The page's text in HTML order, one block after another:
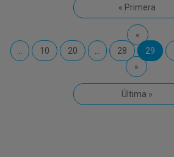
« Primera
«
10 20 28 29
»
Última »